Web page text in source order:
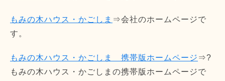
もみの木ハウス・かごしま ⇒会社のホームページで
す。
もみの木ハウス・かごしま 携帯版ホームページ ⇒?
もみの木ハウス・かごしまの携帯版ホームページで